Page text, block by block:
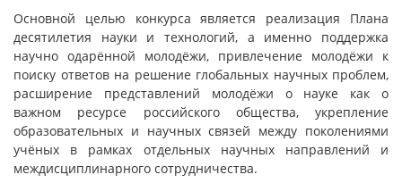
Основной целью конкурса является реализация Плана
десятилетия науки и технологий, а именно поддержка
научно одарённой молодёжи, привлечение молодёжи к
поиску ответов на решение глобальных научных проблем,
расширение представлений молодёжи о науке как о
важном ресурсе российского общества, укрепление
образовательных и научных связей между поколениями
учёных в рамках отдельных научных направлений и
междисциплинарного сотрудничества.